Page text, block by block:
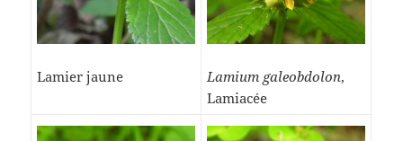
Lamier jaune Lamium galeobdolon,
Lamiacée